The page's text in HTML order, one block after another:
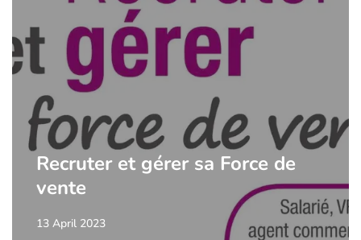
Recruter et gérer sa Force de
vente
13 April 2023